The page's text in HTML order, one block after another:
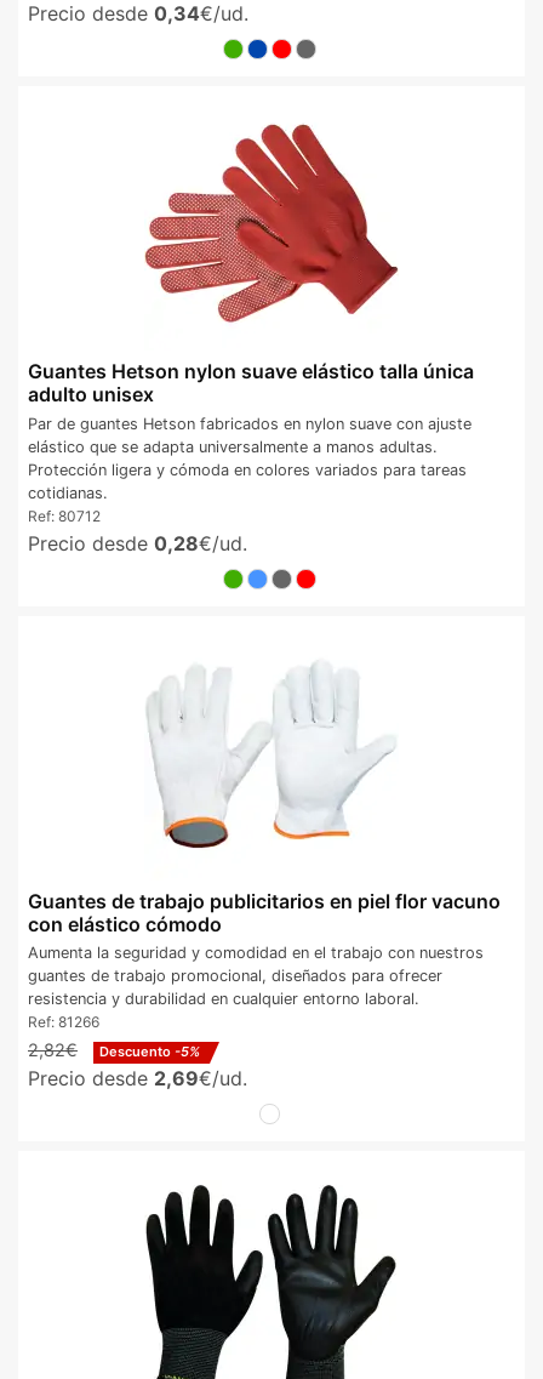
Precio desde 0,34€/ud.
Guantes Hetson nylon suave elástico talla única
adulto unisex
Par de guantes Hetson fabricados en nylon suave con ajuste
elástico que se adapta universalmente a manos adultas.
Protección ligera y cómoda en colores variados para tareas
cotidianas.
Ref: 80712
Precio desde 0,28€/ud.
Guantes de trabajo publicitarios en piel flor vacuno
con elástico cómodo
Aumenta la seguridad y comodidad en el trabajo con nuestros
guantes de trabajo promocional, diseñados para ofrecer
resistencia y durabilidad en cualquier entorno laboral.
Ref: 81266
2,82€ Descuento -5%
Precio desde 2,69€/ud.